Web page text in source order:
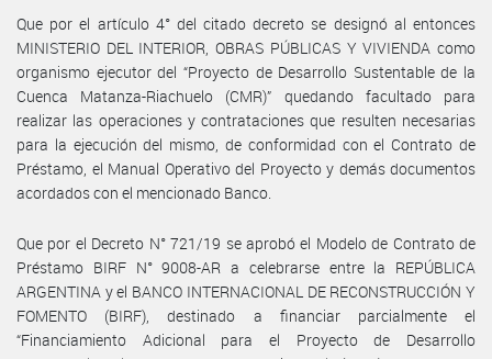
Que por el artículo 4° del citado decreto se designó al entonces
MINISTERIO DEL INTERIOR, OBRAS PÚBLICAS Y VIVIENDA como
organismo ejecutor del “Proyecto de Desarrollo Sustentable de la
Cuenca Matanza-Riachuelo (CMR)” quedando facultado para
realizar las operaciones y contrataciones que resulten necesarias
para la ejecución del mismo, de conformidad con el Contrato de
Préstamo, el Manual Operativo del Proyecto y demás documentos
acordados con el mencionado Banco.
Que por el Decreto N° 721/19 se aprobó el Modelo de Contrato de
Préstamo BIRF N° 9008-AR a celebrarse entre la REPÚBLICA
ARGENTINA y el BANCO INTERNACIONAL DE RECONSTRUCCIÓN Y
FOMENTO (BIRF), destinado a financiar parcialmente el
“Financiamiento Adicional para el Proyecto de Desarrollo